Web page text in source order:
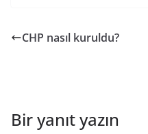
CHP nasıl kuruldu?
Bir yanıt yazın